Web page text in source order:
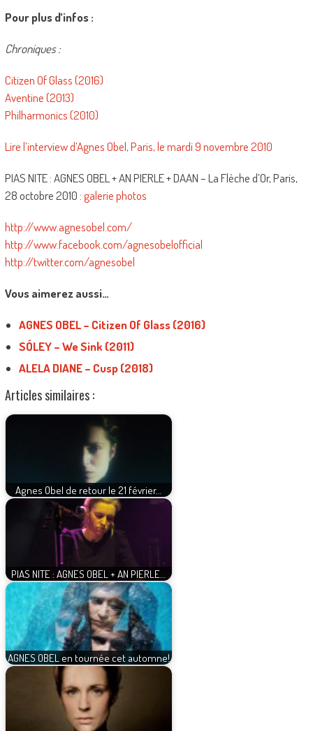
Pour plus d’infos :
Chroniques :
Citizen Of Glass (2016)
Aventine (2013)
Philharmonics (2010)
Lire l’interview d’Agnes Obel, Paris, le mardi 9 novembre 2010
PIAS NITE : AGNES OBEL + AN PIERLE + DAAN – La Flèche d’Or, Paris,
28 octobre 2010 :galerie photos
http://www.agnesobel.com/
http://www.facebook.com/agnesobelofficial
http://twitter.com/agnesobel
Vous aimerez aussi…
AGNES OBEL – Citizen Of Glass (2016)
SÓLEY – We Sink (2011)
ALELA DIANE – Cusp (2018)
Articles similaires :
Agnes Obel de retour le 21 février…
PIAS NITE : AGNES OBEL + AN PIERLE…
AGNES OBEL en tournée cet automne!